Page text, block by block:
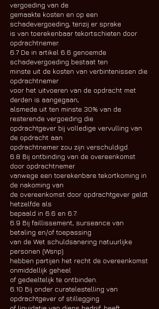
vergoeding van de
gemaakte kosten en op een
schadevergoeding, tenzij er sprake
is van toerekenbaar tekortschieten door
opdrachtnemer.
6.7 De in artikel 6.6 genoemde
schadevergoeding bestaat ten
minste uit de kosten van verbintenissen die
opdrachtnemer
voor het uitvoeren van de opdracht met
derden is aangegaan,
alsmede uit ten minste 30% van de
resterende vergoeding die
opdrachtgever bij volledige vervulling van
de opdracht aan
opdrachtnemer zou zijn verschuldigd.
6.8 Bij ontbinding van de overeenkomst
door opdrachtnemer
vanwege een toerekenbare tekortkoming in
de nakoming van
de overeenkomst door opdrachtgever geldt
hetzelfde als
bepaald in 6.6 en 6.7.
6.9 Bij faillissement, surseance van
betaling en/of toepassing
van de Wet schuldsanering natuurlijke
personen (Wsnp)
hebben partijen het recht de overeenkomst
onmiddellijk geheel
of gedeeltelijk te ontbinden.
6.10 Bij onder curatelestelling van
opdrachtgever of stillegging